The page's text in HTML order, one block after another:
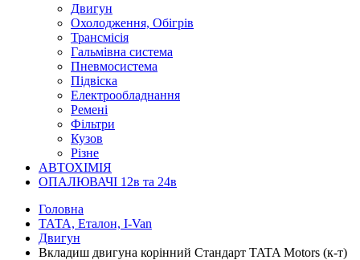
Двигун
Охолодження, Обігрів
Трансмісія
Гальмівна система
Пневмосистема
Підвіска
Електрообладнання
Ремені
Фільтри
Кузов
Різне
АВТОХІМІЯ
ОПАЛЮВАЧІ 12в та 24в
Головна
ТАТА, Еталон, I-Van
Двигун
Вкладиш двигуна корінний Стандарт TATA Motors (к-т)